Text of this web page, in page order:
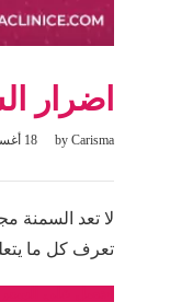
اضرار
by Carisma 18 أغسطس
لا تعد السمنة
تعرف كل ما